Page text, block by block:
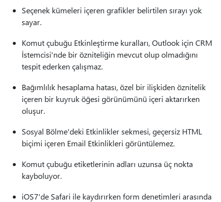
Seçenek kümeleri içeren grafikler belirtilen sırayı yok
sayar.
Komut çubuğu Etkinleştirme kuralları, Outlook için CRM
İstemcisi'nde bir özniteliğin mevcut olup olmadığını
tespit ederken çalışmaz.
Bağımlılık hesaplama hatası, özel bir ilişkiden öznitelik
içeren bir kuyruk öğesi görünümünü içeri aktarırken
oluşur.
Sosyal Bölme'deki Etkinlikler sekmesi, geçersiz HTML
biçimi içeren Email Etkinlikleri görüntülemez.
Komut çubuğu etiketlerinin adları uzunsa üç nokta
kayboluyor.
iOS7'de Safari ile kaydırırken form denetimleri arasında